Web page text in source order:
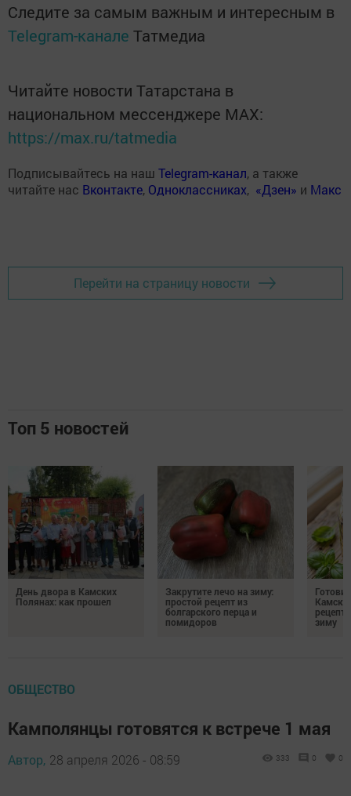
Следите за самым важным и интересным в
Telegram-канале Татмедиа
Читайте новости Татарстана в
национальном мессенджере MАХ:
https://max.ru/tatmedia
Подписывайтесь на наш Telegram-канал, а также
читайте нас Вконтакте, Одноклассниках, «Дзен» и Макс
Перейти на страницу новости
Топ 5 новостей
День двора в Камских
Полянах: как прошел
Закрутите лечо на зиму:
простой рецепт из
болгарского перца и
помидоров
зиму
ОБЩЕСТВО
Камполянцы готовятся к встрече 1 мая
Автор, 28 апреля 2026 - 08:59 333 0 0